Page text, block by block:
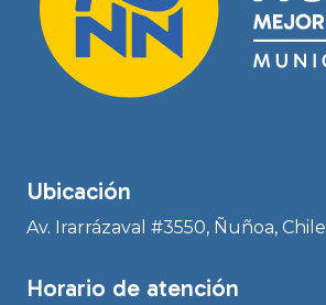
Ubicación
Av. Irarrázaval #3550, Ñuñoa, Chile
Horario de atención